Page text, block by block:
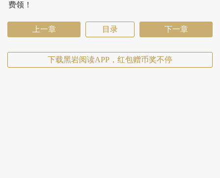
费领！
上一章 目录 下一章
下载黑岩阅读APP，红包赠币奖不停